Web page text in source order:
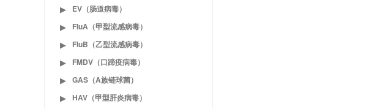
▶
EV（肠道病毒）
▶
FluA（甲型流感病毒）
▶
FluB（乙型流感病毒）
▶
FMDV（口蹄疫病毒）
▶
GAS（A族链球菌）
▶
HAV（甲型肝炎病毒）